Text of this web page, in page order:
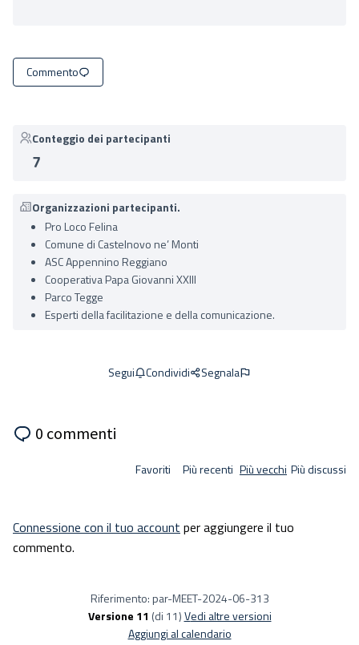
Commento
Conteggio dei partecipanti
7
Organizzazioni partecipanti.
Pro Loco Felina
Comune di Castelnovo ne’ Monti
ASC Appennino Reggiano
Cooperativa Papa Giovanni XXIII
Parco Tegge
Esperti della facilitazione e della comunicazione.
Segui Condividi Segnala
0 commenti
Favoriti Più recenti Più vecchi Più discussi
Connessione con il tuo account per aggiungere il tuo
commento.
Riferimento: par-MEET-2024-06-313
Versione 11 (di 11) vedi altre versioni
Aggiungi al calendario